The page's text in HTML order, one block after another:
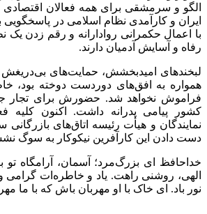
الگو و سرمشقی برای همه فعالان اقتصادی
ایران و کارآمدی نظام اسلامی در
با اعمال حکمرانی روادارانه و رقم زدن یک
رفاه و آسایش آدمیان دارند.
لبخندهای امیدبخشش، حمایت‌های بی‌دریغش
همواره به افق‌های دوردست دوخته بود،
فراموش نخواهد شد. حضورش برای تجار
کشور پیامی پدرانه داشت. اکنون کلیه
نمایندگان و هیأت رئیسه اتاق‌های
دست دادن این کارآفرین نیکوکار به سوگ
خداحافظ ای بزرگ‌مرد؛ آسمان، آرامگاه
الهی، روشنی راهت. یاد و خاطره‌ات
نور باد. ای خاک با او مهربان باش که با ما